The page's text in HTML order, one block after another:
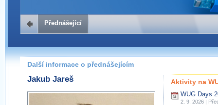
Přednášející
Další informace o přednášejícím
Jakub Jareš Aktivity na
WUG Days
2. 9. 2026 |